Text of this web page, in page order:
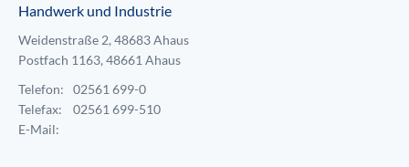
Handwerk und Industrie
Weidenstraße 2, 48683 Ahaus
Postfach 1163, 48661 Ahaus
Telefon:
02561 699-0
Telefax:
02561 699-510
E-Mail: